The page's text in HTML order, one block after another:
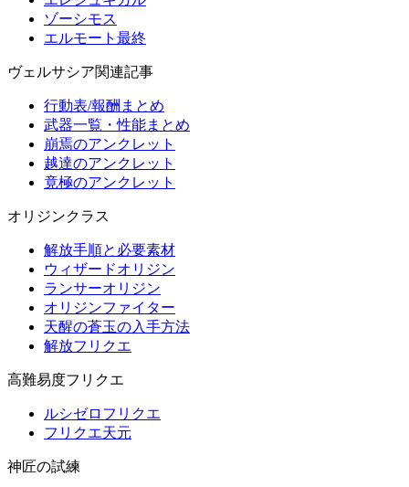
ゾーシモス
エルモート最終
ヴェルサシア関連記事
行動表/報酬まとめ
武器一覧・性能まとめ
崩焉のアンクレット
越達のアンクレット
竟極のアンクレット
オリジンクラス
解放手順と必要素材
ウィザードオリジン
ランサーオリジン
オリジンファイター
天醒の蒼玉の入手方法
解放フリクエ
高難易度フリクエ
ルシゼロフリクエ
フリクエ天元
神匠の試練